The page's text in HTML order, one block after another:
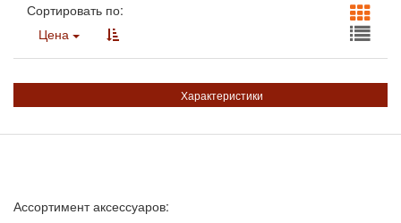
Сортировать по:
Цена
Характеристики
Ассортимент аксессуаров: